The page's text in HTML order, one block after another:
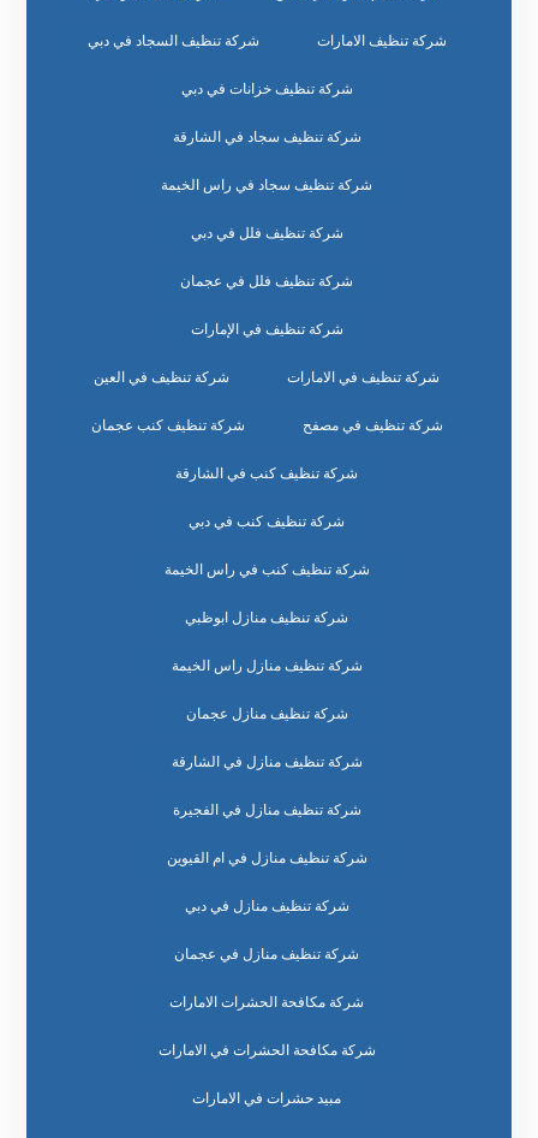
شركة تنظيف الامارات شركة تنظيف السجاد في دبي
شركة تنظيف خزانات في دبي
شركة تنظيف سجاد في الشارقة
شركة تنظيف سجاد في راس الخيمة
شركة تنظيف فلل في دبي
شركة تنظيف فلل في عجمان
شركة تنظيف في الإمارات
شركة تنظيف في الامارات شركة تنظيف في العين
شركة تنظيف في مصفح شركة تنظيف كنب عجمان
شركة تنظيف كنب في الشارقة
شركة تنظيف كنب في دبي
شركة تنظيف كنب في راس الخيمة
شركة تنظيف منازل ابوظبي
شركة تنظيف منازل راس الخيمة
شركة تنظيف منازل عجمان
شركة تنظيف منازل في الشارقة
شركة تنظيف منازل في الفجيرة
شركة تنظيف منازل في ام القيوين
شركة تنظيف منازل في دبي
شركة تنظيف منازل في عجمان
شركة مكافحة الحشرات الامارات
شركة مكافحة الحشرات في الامارات
مبيد حشرات في الامارات